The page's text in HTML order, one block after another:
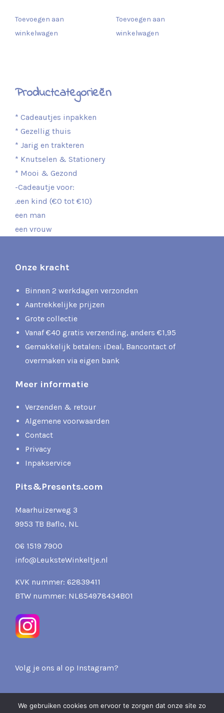
Toevoegen aan
winkelwagen
Toevoegen aan
winkelwagen
Productcategorieën
* Cadeautjes inpakken
* Gezellig thuis
* Jarig en trakteren
* Knutselen & Stationery
* Mooi & Gezond
-Cadeautje voor:
.een kind (€0 tot €10)
een man
een vrouw
Onze kracht
Binnen 2 werkdagen verzonden
Aantrekkelijke prijzen
Grote collectie
Vanaf €40 gratis verzending, anders €1,95
Gemakkelijk betalen: iDeal, Bancontact of
overmaken via eigen bank
Meer informatie
Verzenden & retour
Algemene voorwaarden
Contact
Privacy
Inpakservice
Pits&Presents.com
Maarhuizerweg 3
9953 TB Baflo, NL
06 1519 7900
info@LeuksteWinkeltje.nl
KVK nummer: 62839411
BTW nummer: NL854978434B01
Volg je ons al op Instagram?
We gebruiken cookies om ervoor te zorgen dat onze site zo